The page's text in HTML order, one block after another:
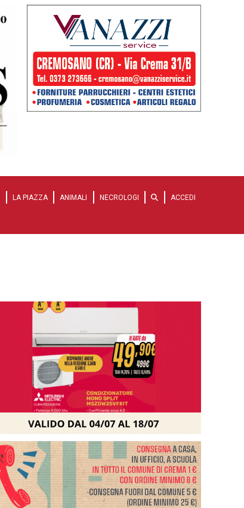
LA PIAZZA ANIMALI NECROLOGI ACCEDI